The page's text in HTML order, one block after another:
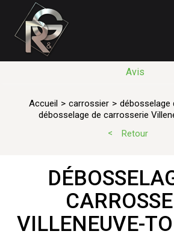
Avis
Accueil carrossier
débosselage
débosselage de carrosserie
Retour
VILLENEUVE-